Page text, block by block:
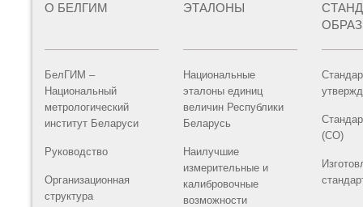
О БЕЛГИМ
БелГИМ –
Национальный
метрологический
институт Беларуси
Руководство
Организационная
структура
ЭТАЛОНЫ
Национальные
эталоны единиц
величин Республики
Беларусь
Наилучшие
измерительные и
калибровочные
возможности
(СО)